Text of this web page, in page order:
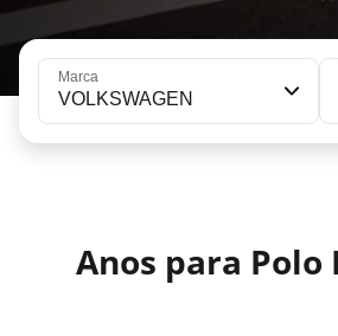
Marca
VOLKSWAGEN
Anos para Polo